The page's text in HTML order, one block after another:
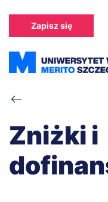
treści
Zapisz się
Ścieżka
Zniżki i